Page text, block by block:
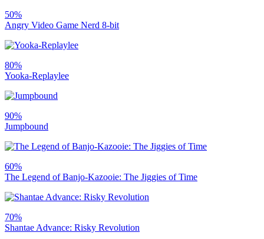
50%
Angry Video Game Nerd 8-bit
80%
Yooka-Replaylee
90%
Jumpbound
60%
The Legend of Banjo-Kazooie: The Jiggies of Time
70%
Shantae Advance: Risky Revolution